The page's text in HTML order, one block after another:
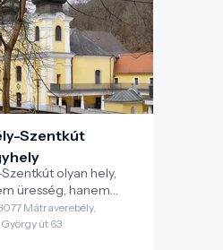
Szentkút
olyan hely,
üresség, hanem
víz nemcsak oltja a
a lelket is.
amely egyszerre őrzi
Mátraverebély,
út 63